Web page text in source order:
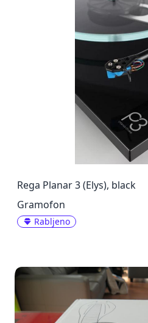
Rega Planar 3 (Elys), black
Gramofon
Rabljeno